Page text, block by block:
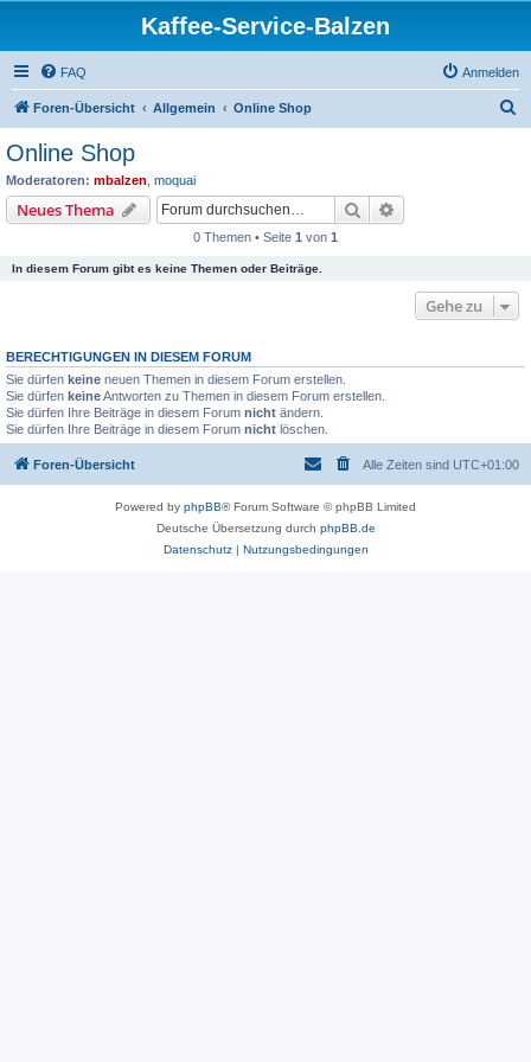
Kaffee-Service-Balzen
FAQ Anmelden
Foren-Übersicht Allgemein Online Shop
Online Shop
Moderatoren: mbalzen moquai
Neues Thema Suche
0 Themen • Seite 1 von 1
In diesem Forum gibt es keine Themen oder Beiträge.
Gehe zu
BERECHTIGUNGEN IN DIESEM FORUM
Sie dürfen keine neuen Themen in diesem Forum erstellen.
Sie dürfen keineAntworten zu Themen in diesem Forum erstellen.
Sie dürfen Ihre Beiträge in diesem Forum nicht ändern.
Sie dürfen Ihre Beiträge in diesem Forum nicht löschen.
Foren-Übersicht Alle Zeiten sind UTC+01:00
Powered by phpBB® Forum Software © phpBB Limited
Deutsche Übersetzung durch phpBB.de
Datenschutz| Nutzungsbedingungen